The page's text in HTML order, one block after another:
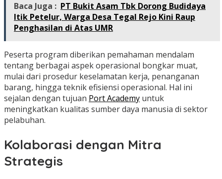
Baca Juga : PT Bukit Asam Tbk Dorong Budidaya
Itik Petelur, Warga Desa Tegal Rejo Kini Raup
Penghasilan di Atas UMR
Peserta program diberikan pemahaman mendalam
tentang berbagai aspek operasional bongkar muat,
mulai dari prosedur keselamatan kerja, penanganan
barang, hingga teknik efisiensi operasional. Hal ini
sejalan dengan tujuan Port Academy untuk
meningkatkan kualitas sumber daya manusia di sektor
pelabuhan.
Kolaborasi dengan Mitra
Strategis